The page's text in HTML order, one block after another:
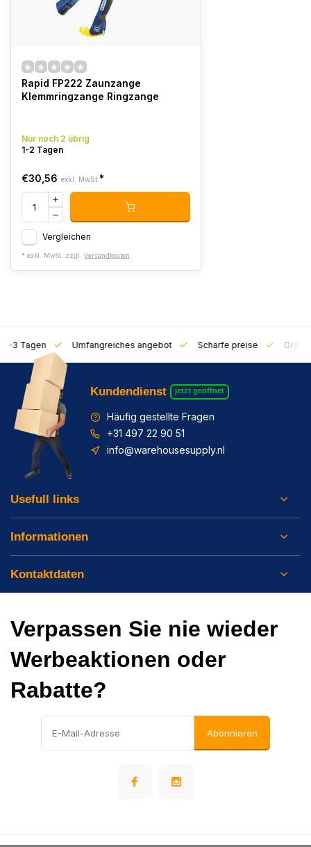
Rapid FP222 Zaunzange
Klemmringzange Ringzange
Nur noch 2 übrig
1-2 Tagen
€30,56 exkl. MwSt. *
Vergleichen
* exkl. MwSt. zzgl. Versandkosten
1-3 Tagen Umfangreiches angebot Scharfe preise Gratis
Kundendienst jetzt geöffnet
Häufig gestellte Fragen
+31 497 22 90 51
info@warehousesupply.nl
Usefull links
Informationen
Kontaktdaten
Verpassen Sie nie wieder
Werbeaktionen oder
Rabatte?
Abonnieren